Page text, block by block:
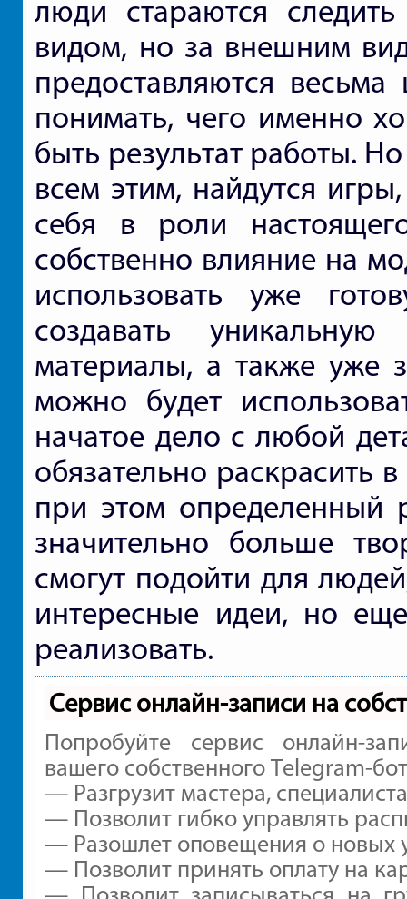
люди стараются
видом, но за внешним
предоставляются
понимать, чего именно
быть результат работы.
всем этим, найдутся
себя в роли
собственно влияние на
использовать уже
создавать
материалы, а также уже
можно будет
начатое дело с любой
обязательно раскрасить
при этом определенный
значительно больше
смогут подойти для
интересные идеи, но
реализовать.
Сервис онлайн-записи на
Попробуйте сервис онлайн-
вашего собственного Telegram-
— Разгрузит мастера,
— Позволит гибко управлять
— Разошлет оповещения о новых
— Позволит принять оплату на